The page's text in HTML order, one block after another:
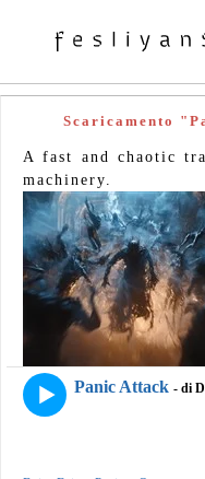
Scaricamento
A fast and chaotic
machinery.
Panic Attack - di